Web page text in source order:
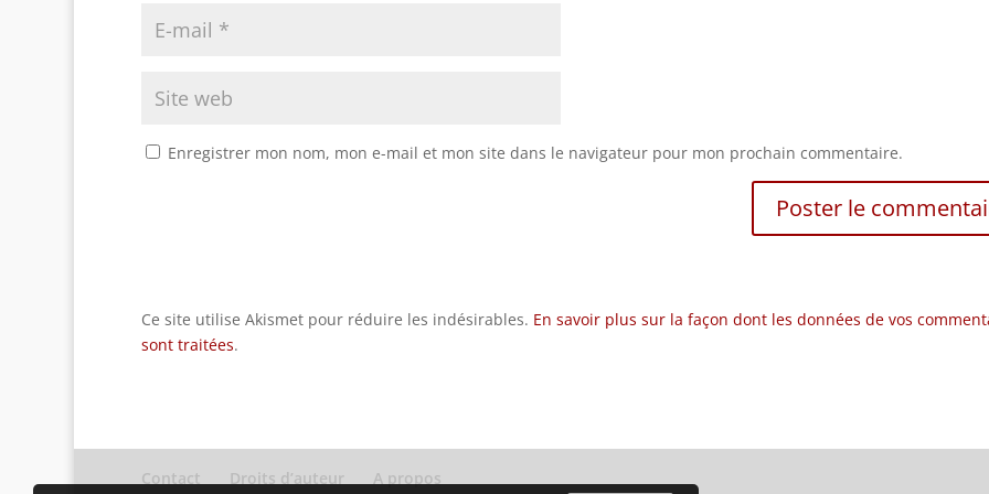
Enregistrer mon nom, mon e-mail et mon site dans le navigateur pour mon prochain commentaire.
Ce site utilise Akismet pour réduire les indésirables. En savoir plus sur la façon dont les données de vos
sont traitées.
Contact Droits d’auteur A propos